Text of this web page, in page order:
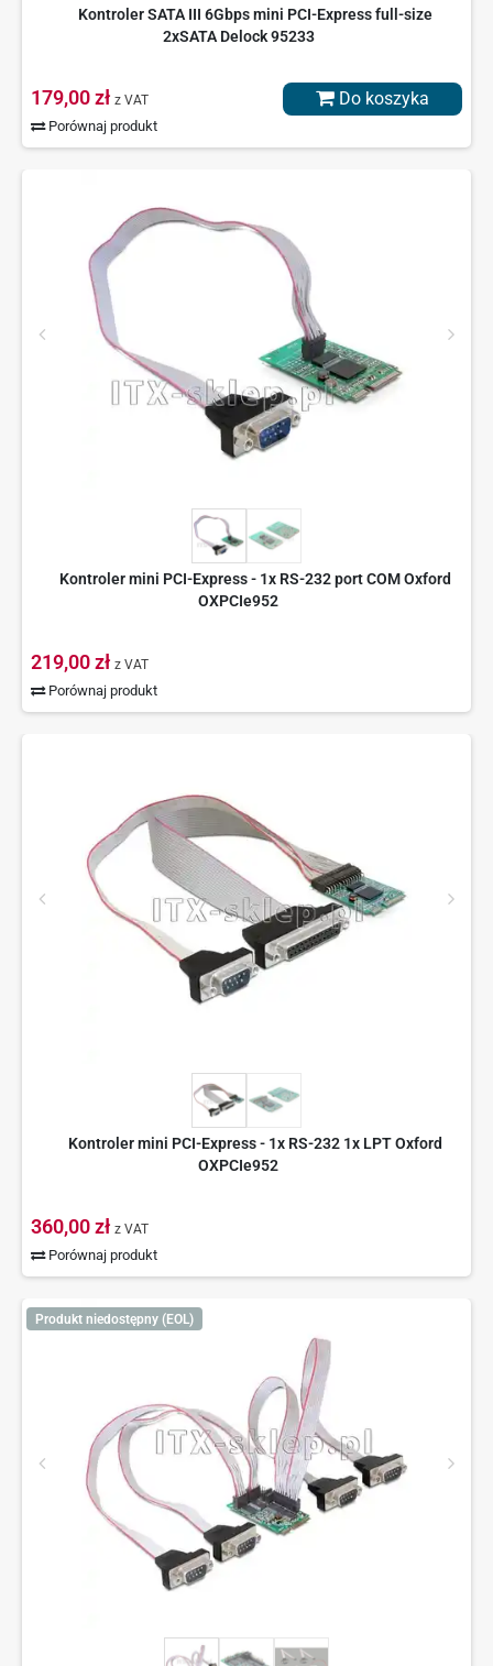
Kontroler SATA III 6Gbps mini PCI-Express full-size
2xSATA Delock 95233
179,00 zł z VAT
Porównaj produkt
Do koszyka
Kontroler mini PCI-Express - 1x RS-232 port COM Oxford
OXPCIe952
219,00 zł z VAT
Porównaj produkt
Kontroler mini PCI-Express - 1x RS-232 1x LPT Oxford
OXPCIe952
360,00 zł z VAT
Porównaj produkt
Produkt niedostępny (EOL)